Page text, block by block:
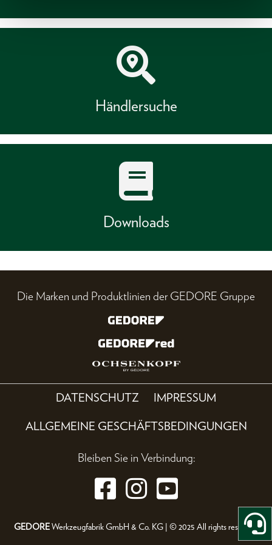
Händlersuche
Downloads
Die Marken und Produktlinien der GEDORE Gruppe
DATENSCHUTZ IMPRESSUM
ALLGEMEINE GESCHÄFTSBEDINGUNGEN
Bleiben Sie in Verbindung:
GEDOREWerkzeugfabrik GmbH & Co. KG | © 2025 All rights reserved.